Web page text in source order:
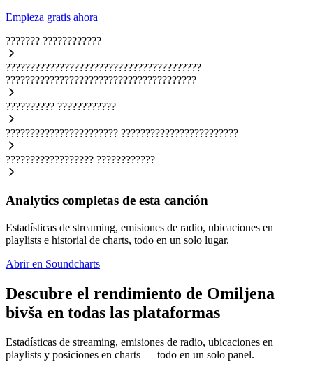
Empieza gratis ahora
??????? ????????????
????????????????????????????????????????
???????????????????????????????????????
?????????? ????????????
??????????????????????? ????????????????????????
?????????????????? ????????????
Analytics completas de esta canción
Estadísticas de streaming, emisiones de radio, ubicaciones en
playlists e historial de charts, todo en un solo lugar.
Abrir en Soundcharts
Descubre el rendimiento de Omiljena
bivša en todas las plataformas
Estadísticas de streaming, emisiones de radio, ubicaciones en
playlists y posiciones en charts — todo en un solo panel.